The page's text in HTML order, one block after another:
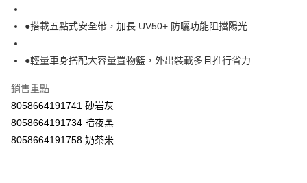
１．於結帳方式選擇「AFTEE先享後付」後，將跳轉至「AFTEE先享後付」
結帳頁面，進行簡訊認證並確認金額後，即可完成結帳。
２．訂單成立數日內，您將收到繳費通知簡訊。
３．收到繳費通知簡訊後14天內，點擊此簡訊中的連結，可透過四大超商／
ATM／網路銀行／等多元方式進行付款，方視為交易完成。
後付繳納相關費用。
※ 交易是否成功請以「AFTEE先享後付 」之結帳頁面顯示為準，若有關於
是否繳費成功／繳費後需取消欲退款等相關疑問，請聯繫「AFTEE先享後付
https://netprotections.freshdesk.com/support/home
●搭載五點式安全帶，加長 UV50+ 防曬功能阻擋陽光
●輕量車身搭配大容量置物籃，外出裝載多且推行省力
銷售重點
8058664191741 砂岩灰
8058664191734 暗夜黑
8058664191758 奶茶米